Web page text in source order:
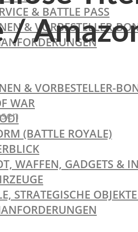
& BATTLE PASS
& VORBESTELLER-
& VORBESTELLER-
WAR
(BATTLE ROYALE)
WAFFEN, GADGETS &
STRATEGISCHE
/